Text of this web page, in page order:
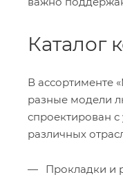
Каталог
В ассортименте
разные модели
спроектирован
различных
Прокладки и